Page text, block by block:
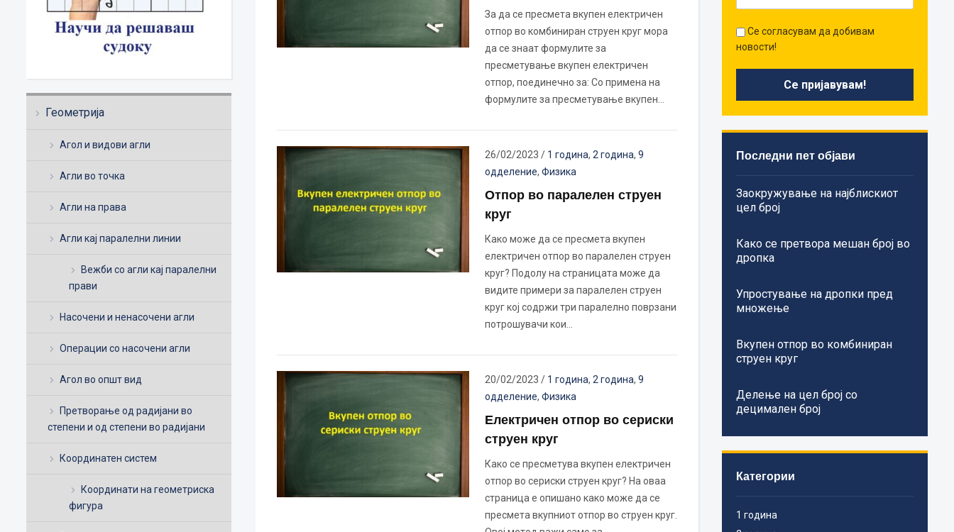
Геометрија
Агол и видови агли
Агли во точка
Агли на права
Агли кај паралелни линии
Вежби со агли кај паралелни
прави
Насочени и ненасочени агли
Операции со насочени агли
Агол во општ вид
Претворање од радијани во
степени и од степени во радијани
Координатен систем
Координати на геометриска
фигура
За да се пресмета вкупен електричен
отпор во комбиниран струен круг мора
да се знаат формулите за
пресметување вкупен електричен
отпор, поединечно за: Со примена на
формулите за пресметување вкупен…
26/02/2023 / 1 година, 2 година, 9
одделение, Физика
Отпор во паралелен струен
круг
Како може да се пресмета вкупен
електричен отпор во паралелен струен
круг? Подолу на страницата може да
видите примери за паралелен струен
круг кој содржи три паралелно поврзани
потрошувачи кои…
20/02/2023 / 1 година, 2 година, 9
одделение, Физика
Електричен отпор во сериски
струен круг
Како се пресметува вкупен електричен
отпор во сериски струен круг? На оваа
страница е опишано како може да се
пресмета вкупниот отпор во струен круг.
Се согласувам да добивам
новости!
Последни пет објави
Заокружување на најблискиот
цел број
Како се претвора мешан број во
дропка
Упростување на дропки пред
множење
Вкупен отпор во комбиниран
струен круг
Делење на цел број со
децимален број
Категории
1 година